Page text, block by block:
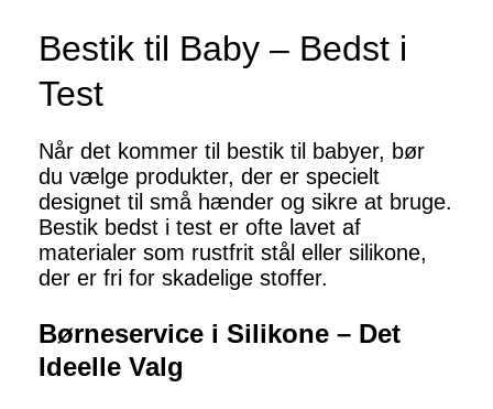
Bestik til Baby – Bedst i
Test
Når det kommer til bestik til babyer, bør
du vælge produkter, der er specielt
designet til små hænder og sikre at bruge.
Bestik bedst i test er ofte lavet af
materialer som rustfrit stål eller silikone,
der er fri for skadelige stoffer.
Børneservice i Silikone – Det
Ideelle Valg